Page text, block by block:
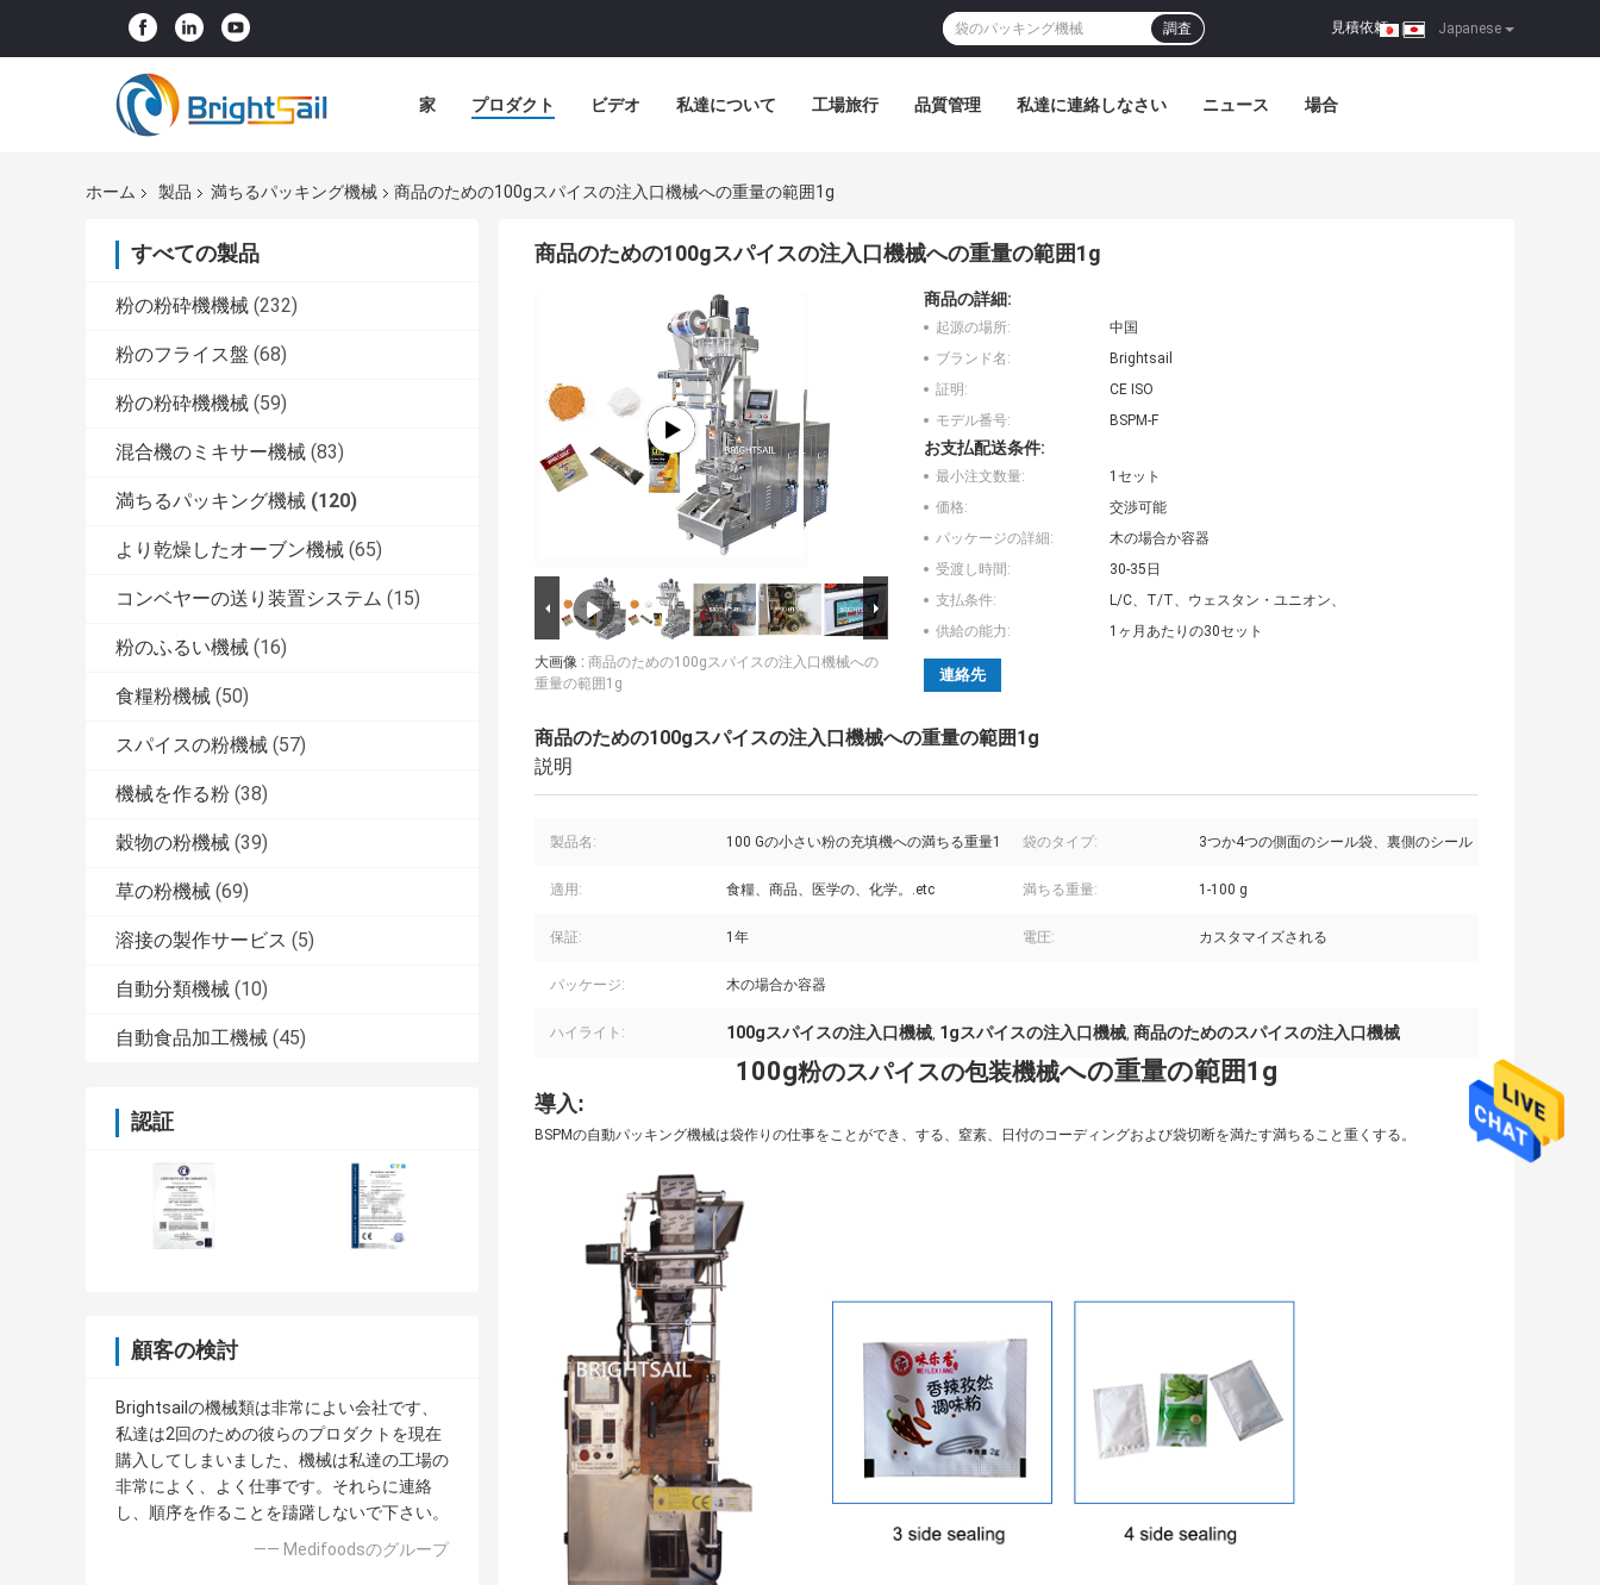
Japanese
見積依頼 |
調査
家 プロダクト ビデオ 私達について 工場旅行 品質管理 私達に連絡しなさい ニュース 場合
ホーム 製品 満ちるパッキング機械 商品のための100gスパイスの注入口機械への重量の範囲1g
すべての製品
粉の粉砕機機械 (232)
粉のフライス盤 (68)
粉の粉砕機機械 (59)
混合機のミキサー機械 (83)
満ちるパッキング機械 (120)
より乾燥したオーブン機械 (65)
コンベヤーの送り装置システム (15)
粉のふるい機械 (16)
食糧粉機械 (50)
スパイスの粉機械 (57)
機械を作る粉 (38)
穀物の粉機械 (39)
草の粉機械 (69)
溶接の製作サービス (5)
自動分類機械 (10)
自動食品加工機械 (45)
認証
顧客の検討
Brightsailの機械類は非常によい会社です、
私達は2回のための彼らのプロダクトを現在
購入してしまいました、機械は私達の工場の
非常によく、よく仕事です。それらに連絡
し、順序を作ることを躊躇しないで下さい。
—— Medifoodsのグループ
商品のための100gスパイスの注入口機械への重量の範囲1g
大画像 : 商品のための100gスパイスの注入口機械への
重量の範囲1g
商品の詳細:
起源の場所:
中国
ブランド名:
Brightsail
証明:
CE ISO
モデル番号:
BSPM-F
お支払配送条件:
最小注文数量:
1セット
価格:
交渉可能
パッケージの詳細:
木の場合か容器
受渡し時間:
30-35日
支払条件:
L/C、T/T、ウェスタン・ユニオン、
供給の能力:
1ヶ月あたりの30セット
連絡先
商品のための100gスパイスの注入口機械への重量の範囲1g
説明
製品名: 100 Gの小さい粉の充填機への満ちる重量1 袋のタイプ: 3つか4つの側面のシール袋、裏側のシール
適用: 食糧、商品、医学の、化学。.etc 満ちる重量: 1-100 g
保証: 1年 電圧: カスタマイズされる
パッケージ: 木の場合か容器
ハイライト: 100gスパイスの注入口機械, 1gスパイスの注入口機械, 商品のためのスパイスの注入口機械
100g粉のスパイスの包装機械への重量の範囲1g
導入:
BSPMの自動パッキング機械は袋作りの仕事をことができ、する、窒素、日付のコーディングおよび袋切断を満たす満ちること重くする。